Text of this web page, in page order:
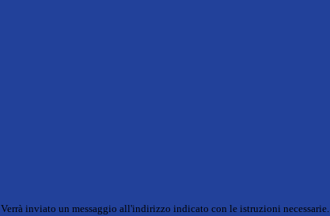
Verrà inviato un messaggio all'indirizzo indicato con le istruzioni necessarie.